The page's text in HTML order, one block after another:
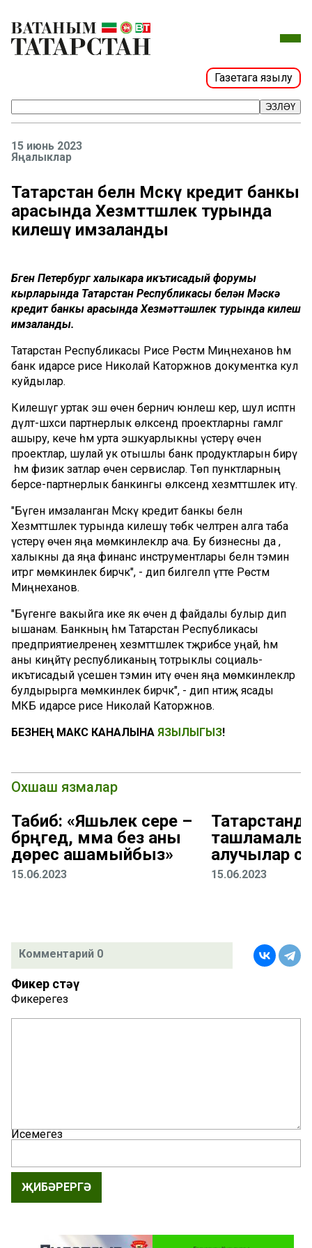
Газетага язылу
ЭЗЛӘҮ
15 июнь 2023
Яңалыклар
Татарстан белән Мәскәү кредит банкы
арасында Хезмәттәшлек турында
килешү имзаланды
Бүген Петербург халыкара икътисадый форумы
кырларында Татарстан Республикасы белән Мәскәү
кредит банкы арасында Хезмәттәшлек турында килешү
имзаланды.
Татарстан Республикасы Рәисе Рөстәм Миңнеханов һәм
банк идарәсе рәисе Николай Каторжнов документка кул
куйдылар.
Килешүгә уртак эш өчен берничә юнәлеш керә, шул исәптән
дәүләт-шәхси партнерлык өлкәсендә проектларны гамәлгә
ашыру, кече һәм урта эшкуарлыкны үстерү өчен
проектлар, шулай ук отышлы банк продуктларын бирү
һәм физик затлар өчен сервислар. Төп пунктларның
берсе-партнерлык банкингы өлкәсендә хезмәттәшлек итү.
"Бүген имзаланган Мәскәү кредит банкы белән
Хезмәттәшлек турында килешү төбәк челтәрен алга таба
үстерү өчен яңа мөмкинлекләр ача. Бу бизнесны да ,
халыкны да яңа финанс инструментлары белән тәэмин
итәргә мөмкинлек бирәчәк", - дип билгеләп үтте Рөстәм
Миңнеханов.
"Бүгенге вакыйга ике як өчен дә файдалы булыр дип
ышанам. Банкның һәм Татарстан Республикасы
предприятиеләренең хезмәттәшлек тәҗрибәсе уңай, һәм
аны киңәйтү республиканың тотрыклы социаль-
икътисадый үсешен тәэмин итү өчен яңа мөмкинлекләр
булдырырга мөмкинлек бирәчәк", - дип нәтиҗә ясады
МКБ идарәсе рәисе Николай Каторжнов.
БЕЗНЕҢ МАКС КАНАЛЫНА ЯЗЫЛЫГЫЗ!
Охшаш язмалар
Табиб: «Яшьлек сере –
бәрәңгедә, әмма без аны
дөрес ашамыйбыз»
15.06.2023
ташламалы
алучылар
15.06.2023
Комментарий 0
Фикер өстәү
Фикерегез
Исемегез
ҖИБӘРЕРГӘ